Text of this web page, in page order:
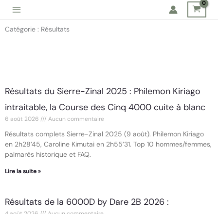
Aller
contenu
Catégorie : Résultats
Résultats du Sierre-Zinal 2025 : Philemon Kiriago
intraitable, la Course des Cinq 4000 cuite à blanc
6 août 2026 Aucun commentaire
Résultats complets Sierre-Zinal 2025 (9 août). Philemon Kiriago
en 2h28’45, Caroline Kimutai en 2h55’31. Top 10 hommes/femmes,
palmarès historique et FAQ.
Lire la suite »
Résultats de la 6000D by Dare 2B 2026 :
PagePagePagePagePage